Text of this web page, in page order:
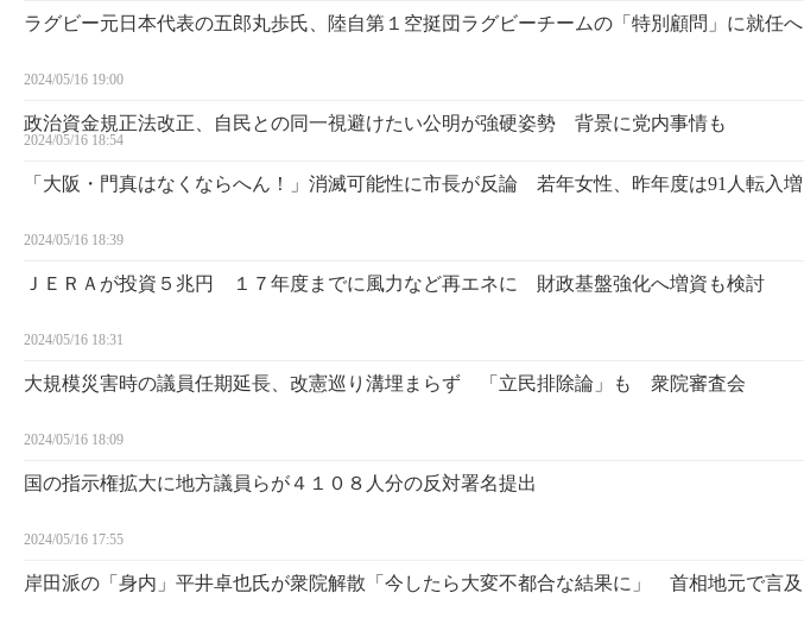
ラグビー元日本代表の五郎丸歩氏、陸自第１空挺団ラグビーチームの「特別顧問」に就任へ
2024/05/16 19:00
政治資金規正法改正、自民との同一視避けたい公明が強硬姿勢 背景に党内事情も
2024/05/16 18:54
「大阪・門真はなくならへん！」消滅可能性に市長が反論 若年女性、昨年度は91人転入増
2024/05/16 18:39
ＪＥＲＡが投資５兆円 １７年度までに風力など再エネに 財政基盤強化へ増資も検討
2024/05/16 18:31
大規模災害時の議員任期延長、改憲巡り溝埋まらず 「立民排除論」も 衆院審査会
2024/05/16 18:09
国の指示権拡大に地方議員らが４１０８人分の反対署名提出
2024/05/16 17:55
岸田派の「身内」平井卓也氏が衆院解散「今したら大変不都合な結果に」 首相地元で言及